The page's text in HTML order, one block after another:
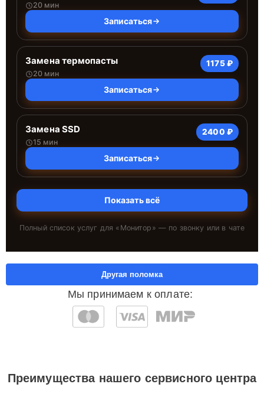
20 мин
Записаться
Замена термопасты
20 мин
1175 ₽
Записаться
Замена SSD
15 мин
2400 ₽
Записаться
Показать всё
Полный список услуг для « Монитор » — по звонку или в чате
Мы принимаем к оплате:
Другая поломка
Преимущества нашего сервисного центра